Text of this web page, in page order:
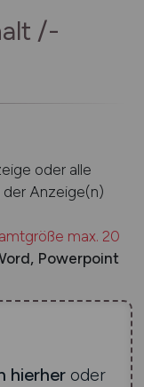
/-
oder alle
der Anzeige(n)
max. 20
Powerpoint
hierher oder